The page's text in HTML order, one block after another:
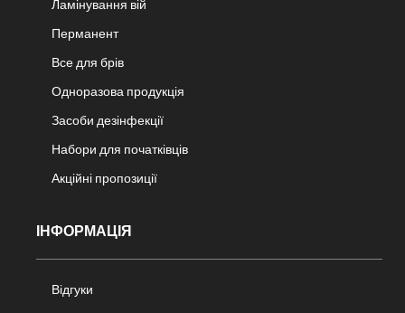
Ламінування вій
Перманент
Все для брів
Одноразова продукція
Засоби дезінфекції
Набори для початківців
Акційні пропозиції
ІНФОРМАЦІЯ
Відгуки